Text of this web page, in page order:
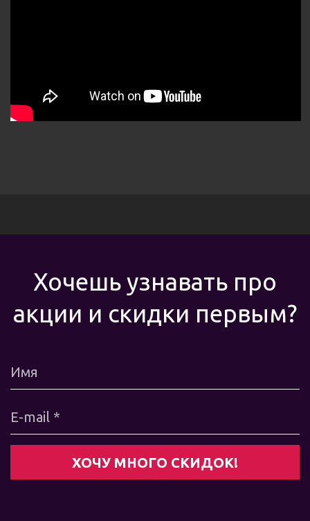
Хочешь узнавать про
акции и скидки первым?